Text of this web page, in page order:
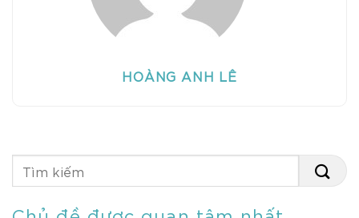
HOÀNG ANH LÊ